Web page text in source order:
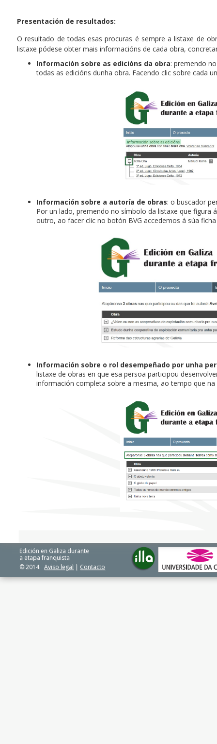
Presentación de resultados:
O resultado de todas esas procuras é sempre a listaxe de
listaxe pódese obter mais informacións de cada obra,
Información sobre as edicións da obra: premendo
todas as edicións dunha obra. Facendo clic sobre cada
Información sobre a autoría de obras: o buscador
Por un lado, premendo no símbolo da listaxe que
outro, ao facer clic no botón BVG accedemos á súa
Información sobre o rol desempeñado por unha
listaxe de obras en que esa persoa participou
información completa sobre a mesma, ao tempo que
Edición en Galiza durante
a etapa franquista
© 2014 Aviso legal | Contacto